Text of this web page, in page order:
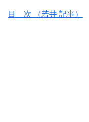
目 次 （若井 記事）